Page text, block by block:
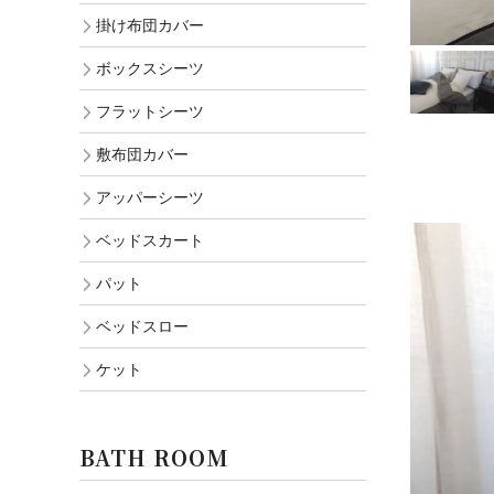
掛け布団カバー
ボックスシーツ
フラットシーツ
敷布団カバー
アッパーシーツ
ベッドスカート
パット
ベッドスロー
ケット
BATH ROOM